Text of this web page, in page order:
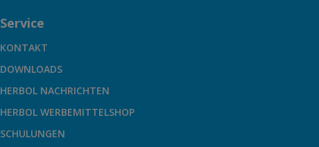
Service
KONTAKT
DOWNLOADS
HERBOL NACHRICHTEN
HERBOL WERBEMITTELSHOP
SCHULUNGEN